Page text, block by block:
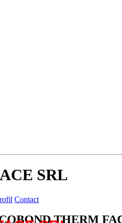
SRL
Contact
THERM